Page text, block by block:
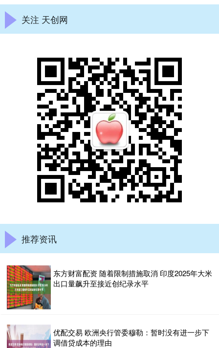
关注 天创网
推荐资讯
东方财富配资 随着限制措施取消 印度2025年大米
出口量飙升至接近创纪录水平
优配交易 欧洲央行管委穆勒：暂时没有进一步下
调借贷成本的理由